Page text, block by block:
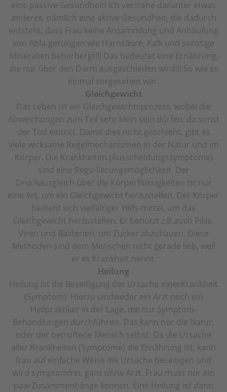
eine passive Gesundheit! Ich verstehe darunter etwas
anderes, nämlich eine aktive Gesundheit, die dadurch
entsteht, dass Frau keine Ansammlung und Anhäufung
von Abla-gerungen wie Harnsäure, Kalk und sonstige
Mineralien beherbergt!!! Das bedeutet eine Ernährung,
die nur über den Darm ausgeschieden wird!!! So wie es
einmal vorgesehen war.
Gleichgewicht
Das Leben ist ein Gleichgewichtsprozess, wobei die
Abweichungen zum Teil sehr klein sein dürfen, da sonst
der Tod eintritt. Damit dies nicht geschieht, gibt es
viele wirksame Regelmechanismen in der Natur und im
Körper. Die Krankheiten (Ausscheidungssymptome)
sind eine Regu-lierungsmöglichkeit. Der
Druckausgleich über die Körperflüssigkeiten ist nur
eine Art, um ein Gleichgewicht herzustellen. Der Körper
bedient sich vielfältiger Hilfs-mittel, um das
Gleichgewicht herzustellen. Er benutzt z.B.auch Pilze,
Viren und Bakterien, um Zucker abzubauen. Diese
Methoden sind dem Menschen nicht gerade lieb, weil
er es Krankheit nennt.
Heilung
Heilung ist die Beseitigung der Ursache einerKrankheit
(Symptom). Hierzu sindweder ein Arzt noch ein
Heilpraktiker in der Lage, die nur Symptom-
Behandlungen durchführen. Das kann nur die Natur,
oder der betroffene Mensch selbst. Da die Ursache
aller Krankheiten (Symptome) die Ernährung ist, kann
frau auf einfache Weise die Ursache beseitigen und
wird symptomfrei, ganz ohne Arzt. Frau muss nur ein
paarZusammenhänge kennen. Eine Heilung ist dann